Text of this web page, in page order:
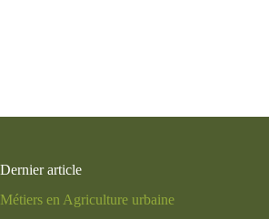
Dernier article
Métiers en Agriculture urbaine